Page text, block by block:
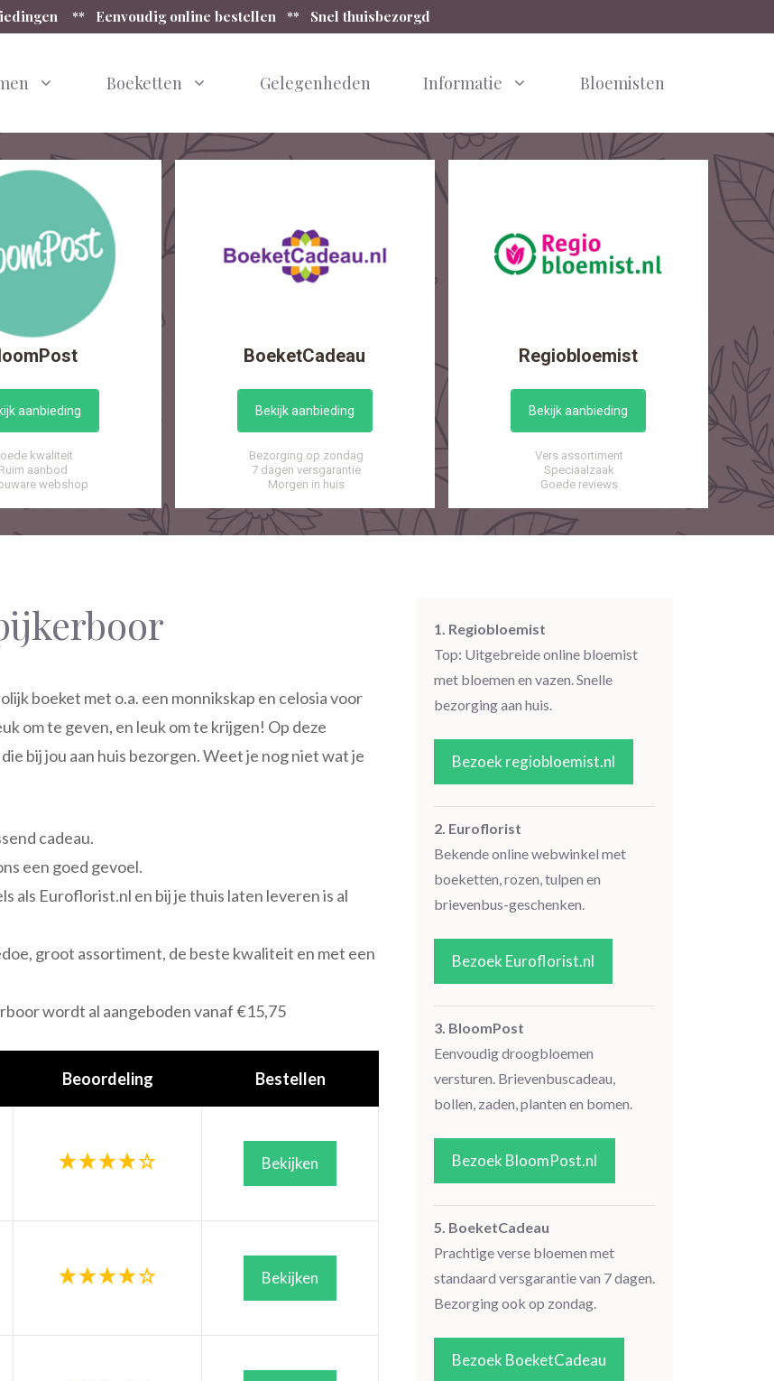
** Eenvoudig online bestellen ** Snel thuisbezorgd
Boeketten Gelegenheden Informatie Bloemisten
aanbieding
kwaliteit
Ruim aanbod
webshop
BoeketCadeau
Bekijk aanbieding
Bezorging op zondag
7 dagen versgarantie
Morgen in huis
Regiobloemist
Bekijk aanbieding
Vers assortiment
Speciaalzaak
Goede reviews
boeket met o.a. een monnikskap en celosia voor
om te geven, en leuk om te krijgen! Op deze
bij jou aan huis bezorgen. Weet je nog niet wat je
cadeau.
een goed gevoel.
als Euroflorist.nl en bij je thuis laten leveren is al
groot assortiment, de beste kwaliteit en met een
wordt al aangeboden vanaf €15,75
Beoordeling Bestellen
Bekijken
Bekijken
1. Regiobloemist
Top: Uitgebreide online bloemist
met bloemen en vazen. Snelle
bezorging aan huis.
Bezoek regiobloemist.nl
2. Euroflorist
Bekende online webwinkel met
boeketten, rozen, tulpen en
brievenbus-geschenken.
Bezoek Euroflorist.nl
3. BloomPost
Eenvoudig droogbloemen
versturen. Brievenbuscadeau,
bollen, zaden, planten en bomen.
Bezoek BloomPost.nl
5. BoeketCadeau
Prachtige verse bloemen met
standaard versgarantie van 7 dagen.
Bezorging ook op zondag.
Bezoek BoeketCadeau